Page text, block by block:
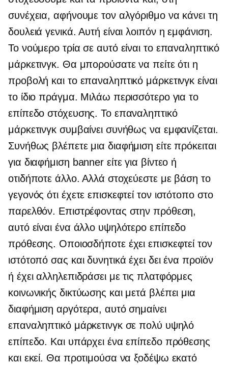
συνέχεια, αφήνουμε τον αλγόριθμο να κάνει τη
δουλειά γενικά. Αυτή είναι λοιπόν η εμφάνιση.
Το νούμερο τρία σε αυτό είναι το επαναληπτικό
μάρκετινγκ. Θα μπορούσατε να πείτε ότι η
προβολή και το επαναληπτικό μάρκετινγκ είναι
το ίδιο πράγμα. Μιλάω περισσότερο για το
επίπεδο στόχευσης. Το επαναληπτικό
μάρκετινγκ συμβαίνει συνήθως να εμφανίζεται.
Συνήθως βλέπετε μια διαφήμιση είτε πρόκειται
για διαφήμιση banner είτε για βίντεο ή
οτιδήποτε άλλο. Αλλά στοχεύεστε με βάση το
γεγονός ότι έχετε επισκεφτεί τον ιστότοπο στο
παρελθόν. Επιστρέφοντας στην πρόθεση,
αυτό είναι ένα άλλο υψηλότερο επίπεδο
πρόθεσης. Οποιοσδήποτε έχει επισκεφτεί τον
ιστότοπό σας και δυνητικά έχει δει ένα προϊόν
ή έχει αλληλεπιδράσει με τις πλατφόρμες
κοινωνικής δικτύωσης και μετά βλέπει μια
διαφήμιση αργότερα, αυτό σημαίνει
επαναληπτικό μάρκετινγκ σε πολύ υψηλό
επίπεδο. Και υπάρχει ένα επίπεδο πρόθεσης
και εκεί. Θα προτιμούσα να ξοδέψω εκατό